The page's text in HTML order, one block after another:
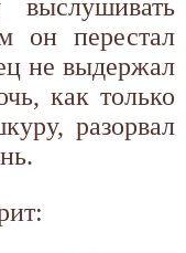
он перестал
не выдержал
как только
разорвал